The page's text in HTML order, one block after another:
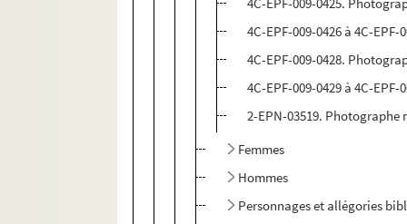
4C-EPF-009-0426 à 4C-
4C-EPF-009-0428.
4C-EPF-009-0429 à 4C-
2-EPN-03519. Photographe
Femmes
Hommes
Personnages et allégories